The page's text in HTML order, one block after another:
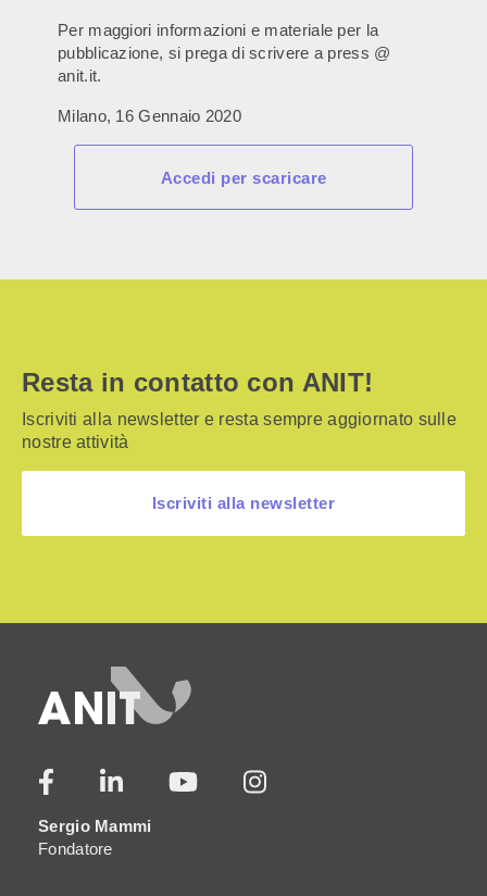
Per maggiori informazioni e materiale per la
pubblicazione, si prega di scrivere a press @
anit.it.
Milano, 16 Gennaio 2020
Accedi per scaricare
Resta in contatto con ANIT!
Iscriviti alla newsletter e resta sempre aggiornato sulle
nostre attività
Iscriviti alla newsletter
Sergio Mammi
Fondatore